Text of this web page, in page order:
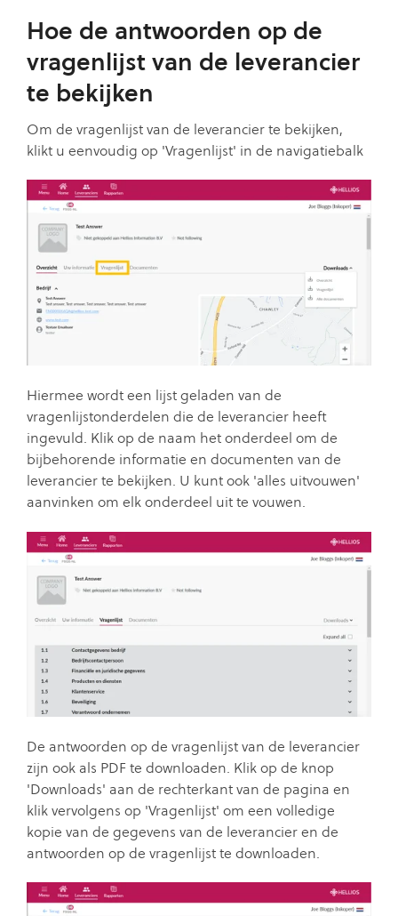
Hoe de antwoorden op de
vragenlijst van de leverancier
te bekijken
Om de vragenlijst van de leverancier te bekijken,
klikt u eenvoudig op 'Vragenlijst' in de navigatiebalk
Hiermee wordt een lijst geladen van de
vragenlijstonderdelen die de leverancier heeft
ingevuld. Klik op de naam het onderdeel om de
bijbehorende informatie en documenten van de
leverancier te bekijken. U kunt ook 'alles uitvouwen'
aanvinken om elk onderdeel uit te vouwen.
De antwoorden op de vragenlijst van de leverancier
zijn ook als PDF te downloaden. Klik op de knop
'Downloads' aan de rechterkant van de pagina en
klik vervolgens op 'Vragenlijst' om een ​​volledige
kopie van de gegevens van de leverancier en de
antwoorden op de vragenlijst te downloaden.